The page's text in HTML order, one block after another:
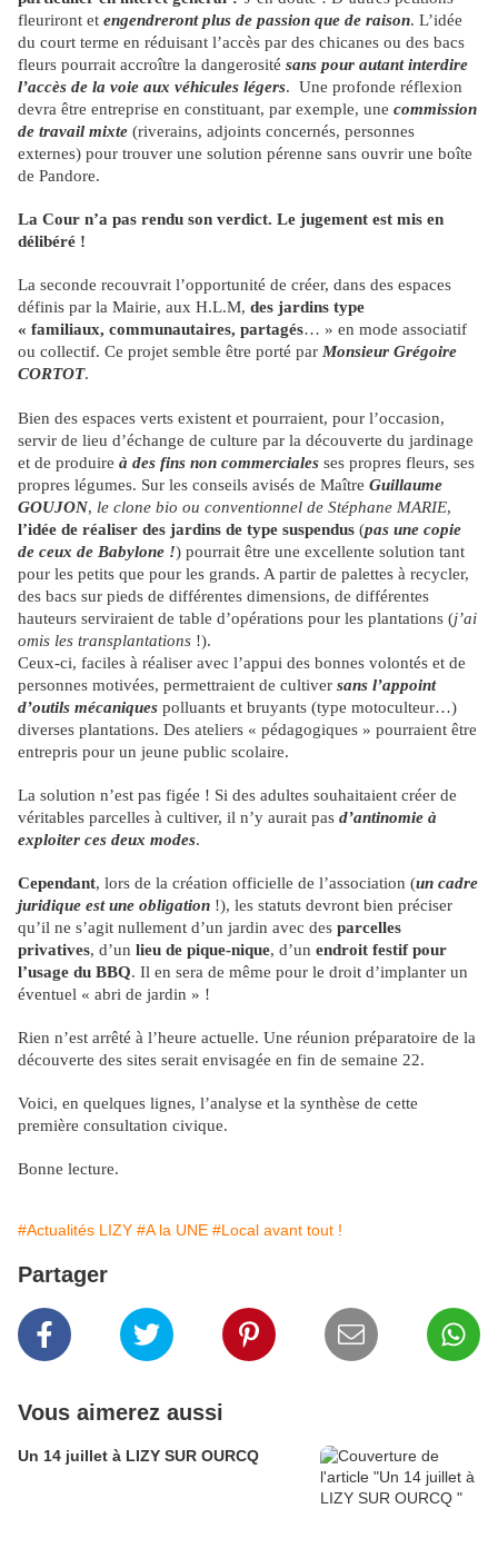
fleuriront et engendreront plus de passion que de raison. L’idée
du court terme en réduisant l’accès par des chicanes ou des bacs
fleurs pourrait accroître la dangerosité sans pour autant interdire
l’accès de la voie aux véhicules légers. Une profonde réflexion
devra être entreprise en constituant, par exemple, une commission
de travail mixte (riverains, adjoints concernés, personnes
externes) pour trouver une solution pérenne sans ouvrir une boîte
de Pandore.
La Cour n’a pas rendu son verdict. Le jugement est mis en
délibéré !
La seconde recouvrait l’opportunité de créer, dans des espaces
définis par la Mairie, aux H.L.M, des jardins type
« familiaux, communautaires, partagés… » en mode associatif
ou collectif. Ce projet semble être porté par Monsieur Grégoire
CORTOT.
Bien des espaces verts existent et pourraient, pour l’occasion,
servir de lieu d’échange de culture par la découverte du jardinage
et de produire à des fins non commerciales ses propres fleurs, ses
propres légumes. Sur les conseils avisés de Maître Guillaume
GOUJON, le clone bio ou conventionnel de Stéphane MARIE,
l’idée de réaliser des jardins de type suspendus (pas une copie
de ceux de Babylone !) pourrait être une excellente solution tant
pour les petits que pour les grands. A partir de palettes à recycler,
des bacs sur pieds de différentes dimensions, de différentes
hauteurs serviraient de table d’opérations pour les plantations (j’ai
omis les transplantations !).
Ceux-ci, faciles à réaliser avec l’appui des bonnes volontés et de
personnes motivées, permettraient de cultiver sans l’appoint
d’outils mécaniques polluants et bruyants (type motoculteur…)
diverses plantations. Des ateliers « pédagogiques » pourraient être
entrepris pour un jeune public scolaire.
La solution n’est pas figée ! Si des adultes souhaitaient créer de
véritables parcelles à cultiver, il n’y aurait pas d’antinomie à
exploiter ces deux modes.
Cependant, lors de la création officielle de l’association (un cadre
juridique est une obligation !), les statuts devront bien préciser
qu’il ne s’agit nullement d’un jardin avec des parcelles
privatives, d’un lieu de pique-nique, d’un endroit festif pour
l’usage du BBQ. Il en sera de même pour le droit d’implanter un
éventuel « abri de jardin » !
Rien n’est arrêté à l’heure actuelle. Une réunion préparatoire de la
découverte des sites serait envisagée en fin de semaine 22.
Voici, en quelques lignes, l’analyse et la synthèse de cette
première consultation civique.
Bonne lecture.
#Actualités LIZY #A la UNE #Local avant tout !
Partager
Vous aimerez aussi
Un 14 juillet à LIZY SUR OURCQ